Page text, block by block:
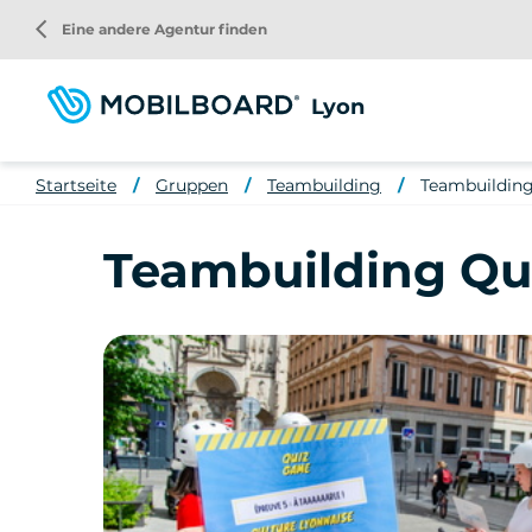
zum
Inhalt
Lyon
arrow_back_ios Eine andere Agentur finden
Startseite Gruppen Teambuilding
Teambuilding